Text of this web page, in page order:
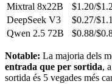
Mixtral 8x22B
$1.20/
DeepSeek V3
$0.27/
Qwen 2.5 72B
$0.88/
Notable: La majoria dels
entrada que per sortida,
sortida és 5 vegades més